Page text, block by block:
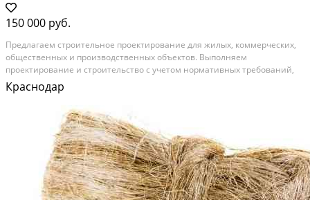
150 000 руб.
Предлагаем строительное проектирование для жилых, коммерческих,
общественных и производственных объектов. Выполняем
проектирование и строительство с учетом нормативных требований,
задач заказчика и особенностей участка. Осуществляем разработку
проекта строительство, подготавливаем разделы...
Краснодар